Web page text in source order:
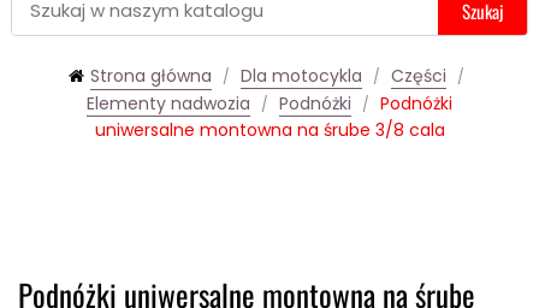
Szukaj
Strona główna Dla motocykla
Części
Elementy nadwozia
Podnóżki
Podnóżki
uniwersalne montowna na śrube 3/8 cala
Podnóżki uniwersalne montowna na śrube